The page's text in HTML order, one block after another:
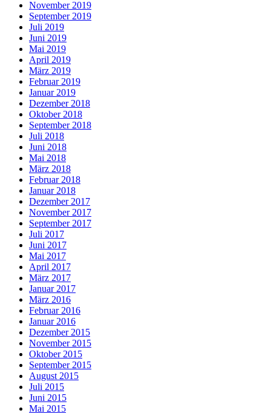
November 2019
September 2019
Juli 2019
Juni 2019
Mai 2019
April 2019
März 2019
Februar 2019
Januar 2019
Dezember 2018
Oktober 2018
September 2018
Juli 2018
Juni 2018
Mai 2018
März 2018
Februar 2018
Januar 2018
Dezember 2017
November 2017
September 2017
Juli 2017
Juni 2017
Mai 2017
April 2017
März 2017
Januar 2017
März 2016
Februar 2016
Januar 2016
Dezember 2015
November 2015
Oktober 2015
September 2015
August 2015
Juli 2015
Juni 2015
Mai 2015